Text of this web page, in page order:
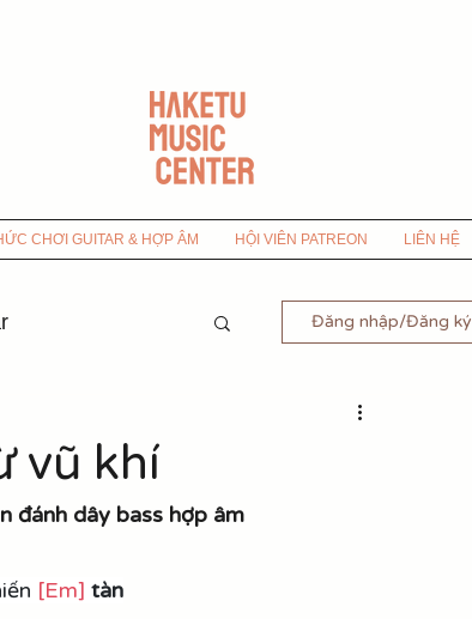
CHƠI GUITAR & HỢP ÂM HỘI VIÊN PATREON LIÊN HỆ
Đăng nhập/Đăng ký
vũ khí
đánh dây bass hợp âm
[Em] tàn